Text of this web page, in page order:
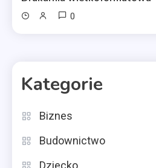
0
Kategorie
Biznes
Budownictwo